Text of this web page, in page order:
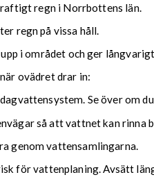
regn i Norrbottens län.
regn på vissa håll.
i området och ger
när ovädret drar in:
Se över
så att vattnet kan rinna
genom vattensamlingarna.
för vattenplaning. Avsätt